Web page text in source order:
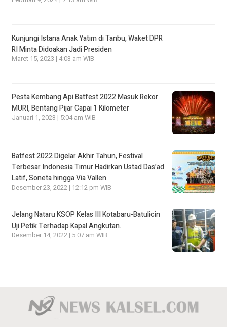
Kunjungi Istana Anak Yatim di Tanbu, Waket DPR
RI Minta Didoakan Jadi Presiden
Maret 15, 2023 | 4:03 am WIB
Pesta Kembang Api Batfest 2022 Masuk Rekor
MURI, Bentang Pijar Capai 1 Kilometer
Januari 1, 2023 | 5:04 am WIB
Batfest 2022 Digelar Akhir Tahun, Festival
Terbesar Indonesia Timur Hadirkan Ustad Das’ad
Latif, Soneta hingga Via Vallen
Desember 23, 2022 | 12:12 pm WIB
Jelang Nataru KSOP Kelas III Kotabaru-Batulicin
Uji Petik Terhadap Kapal Angkutan.
Desember 14, 2022 | 5:07 am WIB